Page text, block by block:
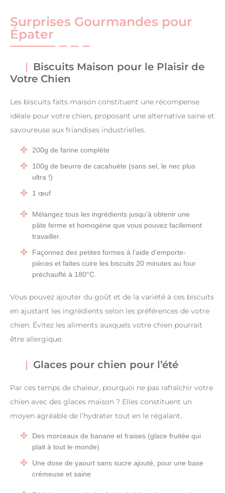
Surprises Gourmandes pour
Épater
Biscuits Maison pour le Plaisir de
Votre Chien
Les biscuits faits maison constituent une récompense
idéale pour votre chien, proposant une alternative saine et
savoureuse aux friandises industrielles.
200g de farine complète
100g de beurre de cacahuète (sans sel, le nec plus
ultra !)
1 œuf
Mélangez tous les ingrédients jusqu’à obtenir une
pâte ferme et homogène que vous pouvez facilement
travailler.
Façonnez des petites formes à l’aide d’emporte-
pièces et faites cuire les biscuits 20 minutes au four
préchauffé à 180°C.
Vous pouvez ajouter du goût et de la variété à ces biscuits
en ajustant les ingrédients selon les préférences de votre
chien. Évitez les aliments auxquels votre chien pourrait
être allergique.
Glaces pour chien pour l’été
Par ces temps de chaleur, pourquoi ne pas rafraîchir votre
chien avec des glaces maison ? Elles constituent un
moyen agréable de l’hydrater tout en le régalant.
Des morceaux de banane et fraises (glace fruitée qui
plait à tout le monde)
Une dose de yaourt sans sucre ajouté, pour une base
crémeuse et saine